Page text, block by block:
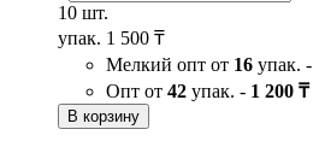
10 шт.
упак. 1 500 ₸
Мелкий опт от 16 упак. -
Опт от 42 упак. - 1 200 ₸
В корзину